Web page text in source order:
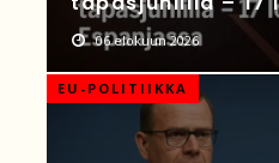
06 elokuun 2026
EU-POLITIIKKA